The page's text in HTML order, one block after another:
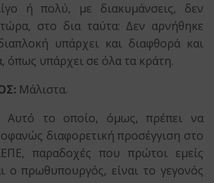
ή πολύ, με διακυμάνσεις, δεν
στο δια ταύτα: Δεν αρνήθηκε
υπάρχει και διαφθορά και
όπως υπάρχει σε όλα τα κράτη.
Μάλιστα.
Αυτό το οποίο, όμως, πρέπει να
διαφορετική προσέγγιση στο
παραδοχές που πρώτοι εμείς
ο πρωθυπουργός, είναι το γεγονός